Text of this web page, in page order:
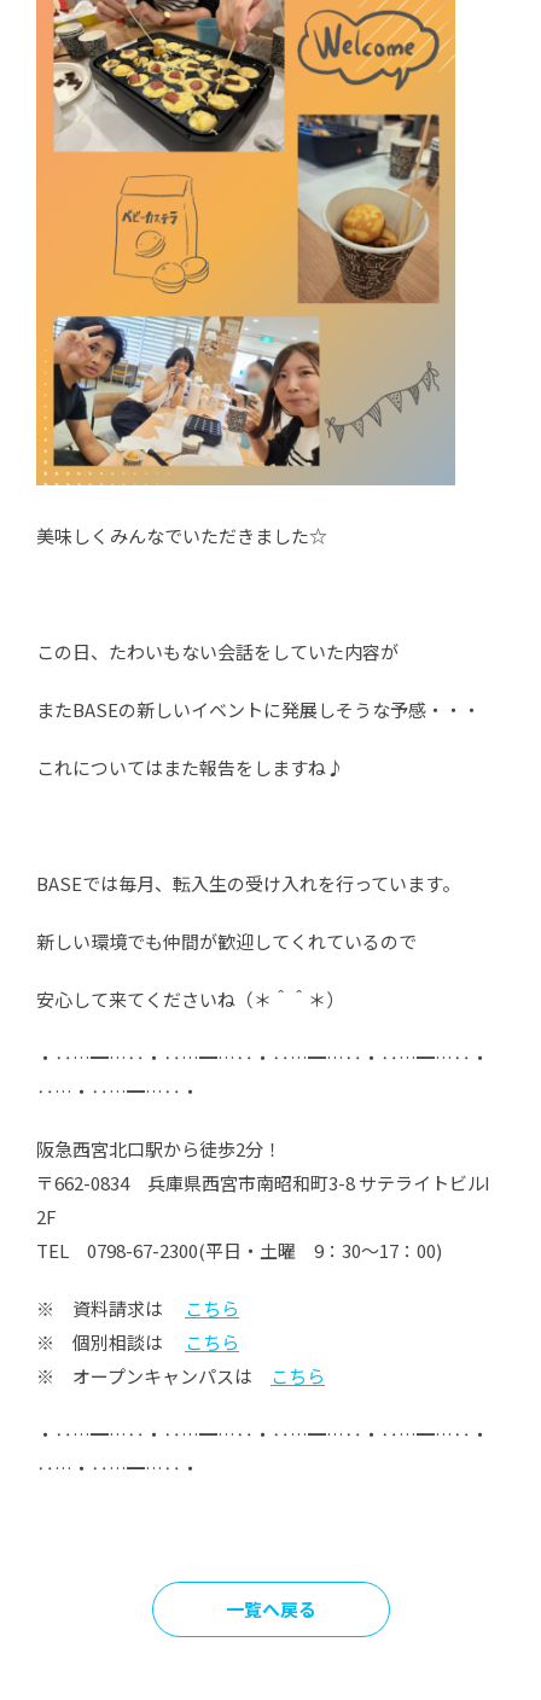
美味しくみんなでいただきました☆
この日、たわいもない会話をしていた内容が
またBASEの新しいイベントに発展しそうな予感・・・
これについてはまた報告をしますね♪
BASEでは毎月、転入生の受け入れを行っています。
新しい環境でも仲間が歓迎してくれているので
安心して来てくださいね（＊＾＾＊）
・‥…━…‥・‥…━…‥・‥…━…‥・‥…━…‥・
‥…・‥…━…‥・
阪急西宮北口駅から徒歩2分！
〒662-0834 兵庫県西宮市南昭和町3-8 サテライトビルⅠ
2F
TEL 0798-67-2300(平日・土曜 9：30～17：00)
※ 資料請求は こちら
※ 個別相談は こちら
※ オープンキャンパスは こちら
・‥…━…‥・‥…━…‥・‥…━…‥・‥…━…‥・
‥…・‥…━…‥・
一覧へ戻る